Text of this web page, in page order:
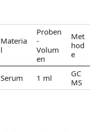
Materia
l
Proben
-
Volum
en
Met
hod
e
Serum 1 ml
GC
MS